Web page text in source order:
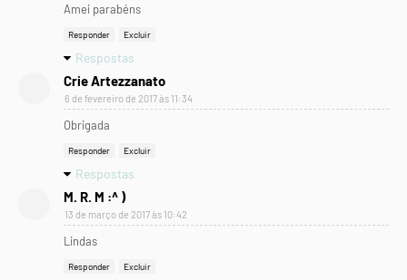
Amei parabéns
Responder Excluir
Respostas
Crie Artezzanato
6 de fevereiro de 2017 às 11:34
Obrigada
Responder Excluir
Respostas
M. R. M :^ )
13 de março de 2017 às 10:42
Lindas
Responder Excluir